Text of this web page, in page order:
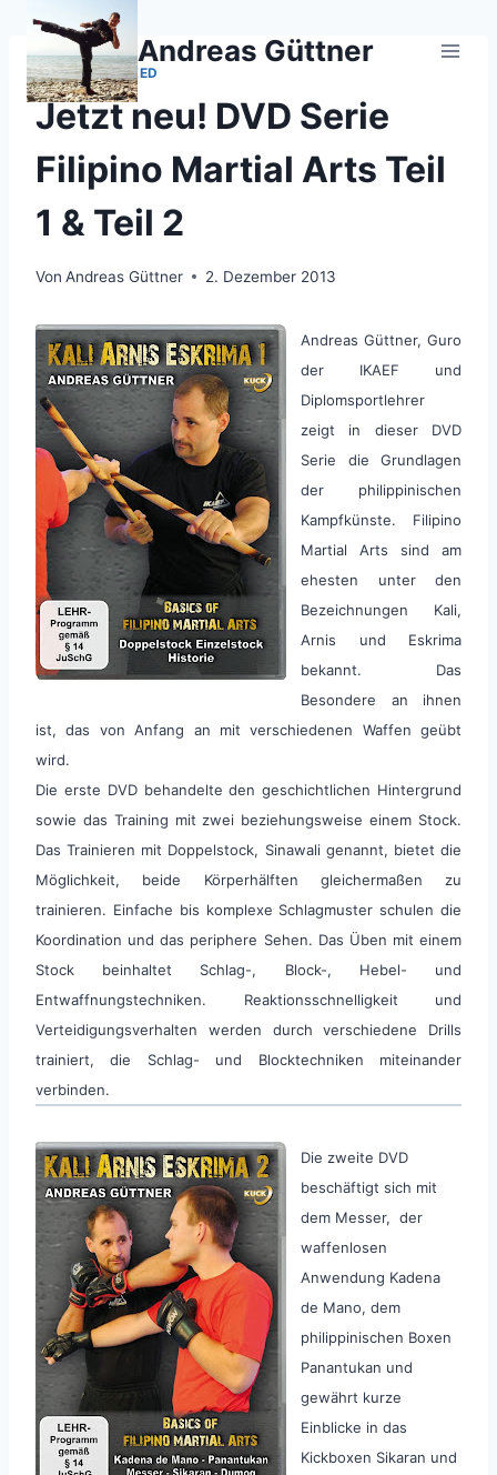
Zum
springen
Andreas Güttner
UNCATEGORIZED
Jetzt neu! DVD Serie
Filipino Martial Arts Teil
1 & Teil 2
Von Andreas Güttner 2. Dezember 2013
Andreas Güttner, Guro
der IKAEF und
Diplomsportlehrer
zeigt in dieser DVD
Serie die Grundlagen
der philippinischen
Kampfkünste. Filipino
Martial Arts sind am
ehesten unter den
Bezeichnungen Kali,
Arnis und Eskrima
bekannt. Das
Besondere an ihnen
ist, das von Anfang an mit verschiedenen Waffen geübt
wird.
Die erste DVD behandelte den geschichtlichen Hintergrund
sowie das Training mit zwei beziehungsweise einem Stock.
Das Trainieren mit Doppelstock, Sinawali genannt, bietet die
Möglichkeit, beide Körperhälften gleichermaßen zu
trainieren. Einfache bis komplexe Schlagmuster schulen die
Koordination und das periphere Sehen. Das Üben mit einem
Stock beinhaltet Schlag-, Block-, Hebel- und
Entwaffnungstechniken. Reaktionsschnelligkeit und
Verteidigungsverhalten werden durch verschiedene Drills
trainiert, die Schlag- und Blocktechniken miteinander
verbinden.
Die zweite DVD
beschäftigt sich mit
dem Messer, der
waffenlosen
Anwendung Kadena
de Mano, dem
philippinischen Boxen
Panantukan und
gewährt kurze
Einblicke in das
Kickboxen Sikaran und